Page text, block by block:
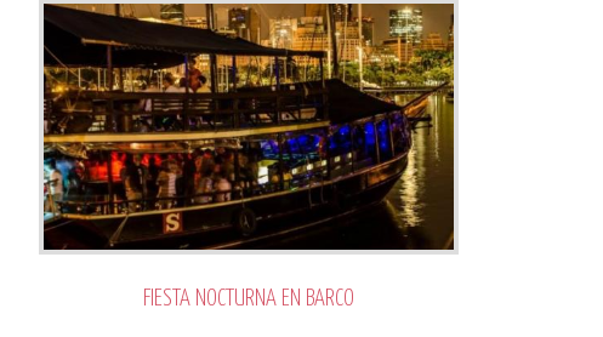
FIESTA NOCTURNA EN BARCO